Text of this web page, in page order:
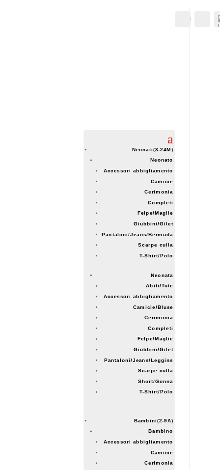
Neonati(3-24M)
Neonato
Accessori abbigliamento
Camicie
Cerimonia
Completi
Felpe/Maglie
Giubbini/Gilet
Pantaloni/Jeans/Bermuda
Scarpe culla
T-Shirt/Polo
Neonata
Abiti/Tute
Accessori abbigliamento
Camicie/Bluse
Cerimonia
Completi
Felpe/Maglie
Giubbini/Gilet
Pantaloni/Jeans/Leggins
Scarpe culla
Short/Gonna
T-Shirt/Polo
Bambini(2-9A)
Bambino
Accessori abbigliamento
Camicie
Cerimonia
IL MIO
ACCOUNT